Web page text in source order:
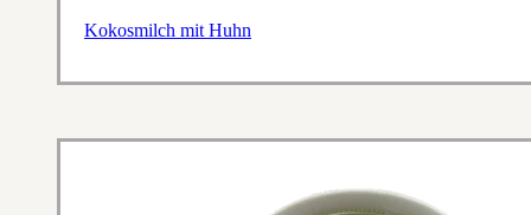
Kokosmilch mit Huhn